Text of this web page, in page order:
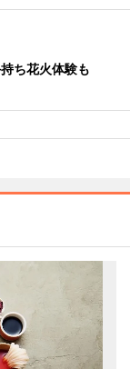
ち花火体験も